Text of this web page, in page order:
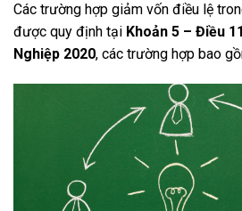
Các trường hợp giảm vốn điều lệ
được quy định tại Khoản 5 – Điều
Nghiệp 2020, các trường hợp bao